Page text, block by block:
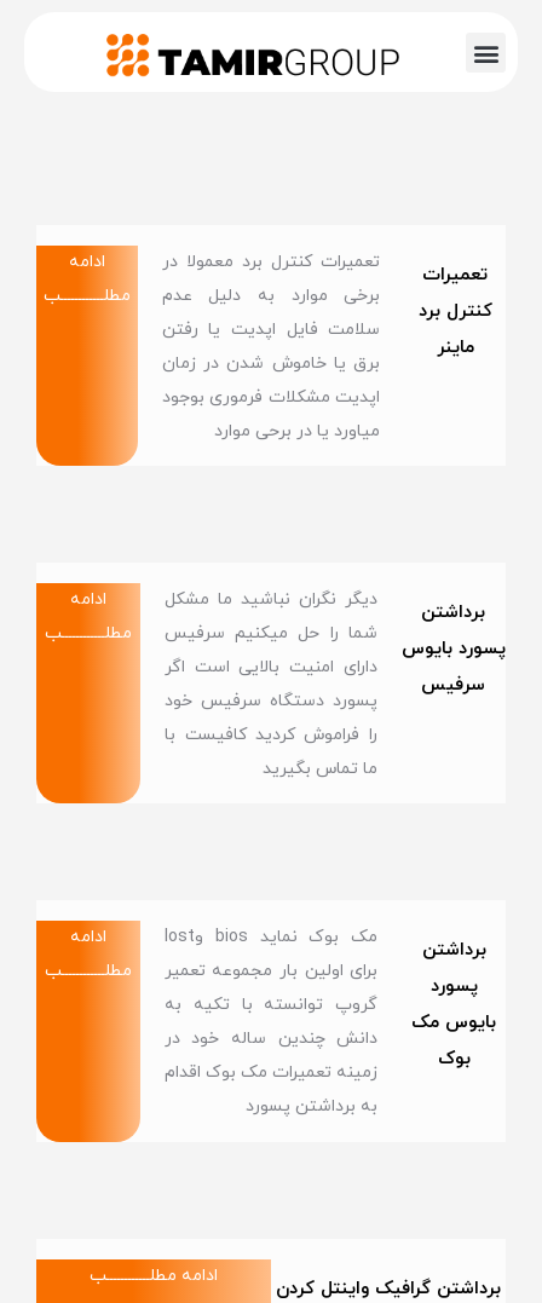
تعمیرات
کنترل برد
ماینر
تعمیرات کنترل برد معمولا در
برخی موارد به دلیل عدم
سلامت فایل اپدیت یا رفتن
برق یا خاموش شدن در زمان
اپدیت مشکلات فرموری بوجود
میاورد یا در برحی موارد
ادامه
مطلــــــــــــب
برداشتن
پسورد بایوس
سرفیس
دیگر نگران نباشید ما مشکل
شما را حل میکنیم سرفیس
دارای امنیت بالایی است اگر
پسورد دستگاه سرفیس خود
را فراموش کردید کافیست با
ما تماس بگیرید
ادامه
مطلــــــــــــب
برداشتن
پسورد
بایوس مک
بوک
مک بوک نماید bios وlost
برای اولین بار مجموعه تعمیر
گروپ توانسته با تکیه به
دانش چندین ساله خود در
زمینه تعمیرات مک بوک اقدام
به برداشتن پسورد
ادامه
مطلــــــــــــب
برداشتن گرافیک واینتل کردن
ادامه مطلــــــــــــب